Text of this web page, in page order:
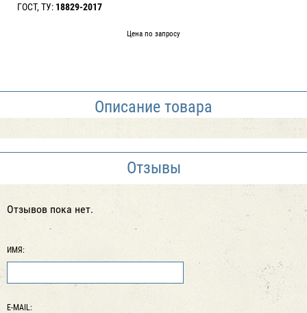
ГОСТ, ТУ: 18829-2017
Цена по запросу
Описание товара
Отзывы
Отзывов пока нет.
ИМЯ:
E-MAIL: